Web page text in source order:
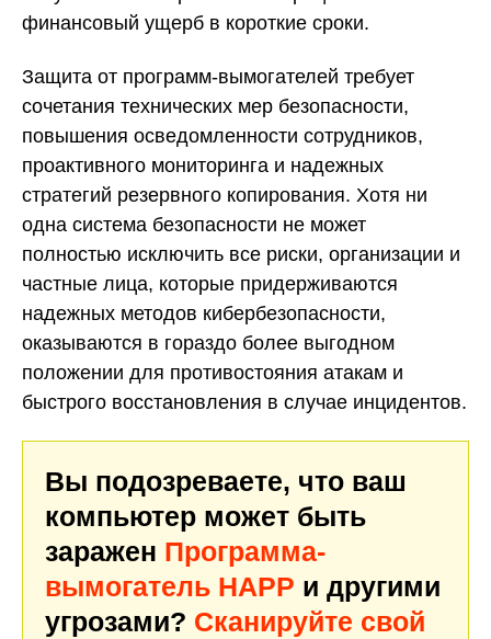
финансовый ущерб в короткие сроки.
Защита от программ-вымогателей требует
сочетания технических мер безопасности,
повышения осведомленности сотрудников,
проактивного мониторинга и надежных
стратегий резервного копирования. Хотя ни
одна система безопасности не может
полностью исключить все риски, организации и
частные лица, которые придерживаются
надежных методов кибербезопасности,
оказываются в гораздо более выгодном
положении для противостояния атакам и
быстрого восстановления в случае инцидентов.
Вы подозреваете, что ваш
компьютер может быть
заражен Программа-
вымогатель HAPP и другими
угрозами? Сканируйте свой